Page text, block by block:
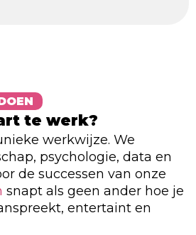
te werk?
werkwijze. We
psychologie, data en
de successen van onze
snapt als geen ander hoe je
entertaint en